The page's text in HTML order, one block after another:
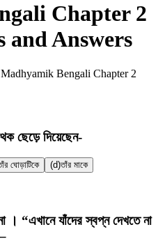
Chapter 2
and Answers
Madhyamik Bengali Chapter 2
ছেড়ে দিয়েছেন-
ঘোড়াটিকে (d)তাঁর মাকে
। “এখানে যাঁদের স্বপ্ন দেখতে না